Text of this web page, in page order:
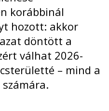
korábbinál
hozott: akkor
döntött a
válhat 2026-
– mind a
számára.